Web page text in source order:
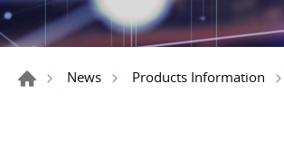
News Products Information